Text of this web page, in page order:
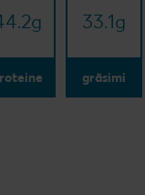
g 33.1g
grăsimi